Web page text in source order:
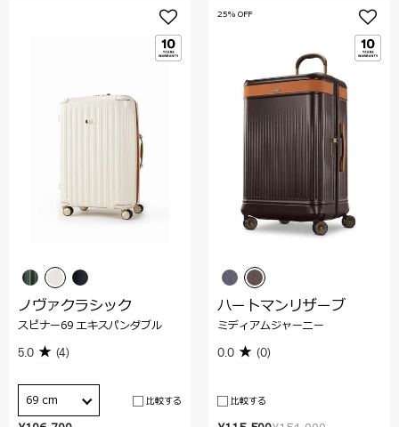
ノヴァクラシック
スピナー69 エキスパンダブル
5.0 (4)
69 cm 比較する
25% OFF
ハートマンリザーブ
ミディアムジャーニー
0.0 (0)
比較する